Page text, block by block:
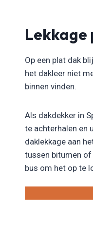
Op een plat dak
het dakleer niet
binnen vinden.
Als dakdekker in
te achterhalen en
daklekkage aan
tussen bitumen of
bus om het op te